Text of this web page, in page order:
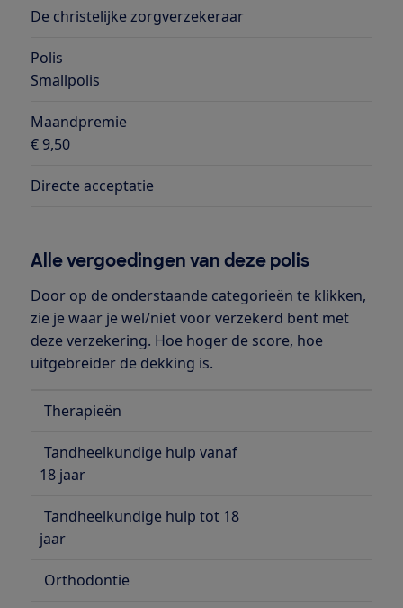
De christelijke zorgverzekeraar
Polis
Smallpolis
Maandpremie
€ 9,50
Directe acceptatie
Alle vergoedingen van deze polis
Door op de onderstaande categorieën te klikken,
zie je waar je wel/niet voor verzekerd bent met
deze verzekering. Hoe hoger de score, hoe
uitgebreider de dekking is.
Therapieën
Tandheelkundige hulp vanaf
18 jaar
Tandheelkundige hulp tot 18
jaar
Orthodontie